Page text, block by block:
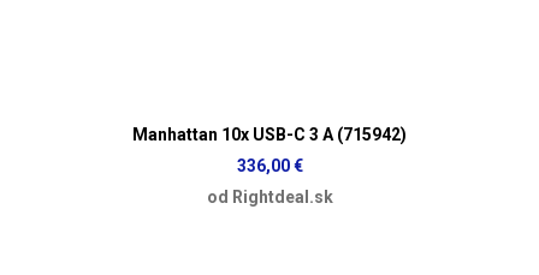
Manhattan 10x USB-C 3 A (715942)
336,00 €
od Rightdeal.sk